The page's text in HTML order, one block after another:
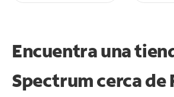
Encuentra una
Spectrumcerca de